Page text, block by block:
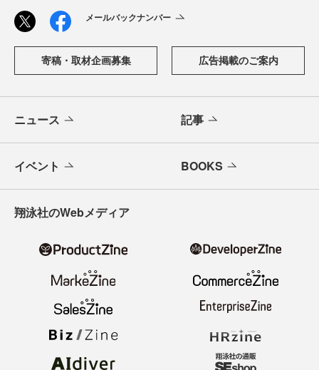
メールバックナンバー
寄稿・取材企画募集 広告掲載のご案内
ニュース 記事
イベント BOOKS
翔泳社のWebメディア